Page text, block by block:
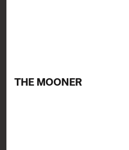
THE MOONER